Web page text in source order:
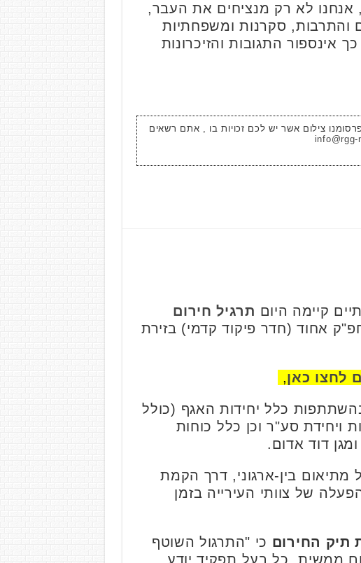
אנחנו לא רק מנציחים את העבר,
סקרנות ומשפחתיות
אינספור התגובות והזיכרונות
צילום אשר יש לכם זכויות בו , אתם רשאים
info@rgg-
קיימה היום תרגיל חירום
אחוד (חדר פיקוד קדמי) בזירת
לחצו כאן,
כלל יחידות האגף (כולל
ויחידת סע"ר וכן כלל כוחות
דוד אדום.
בין-ארגוני, דרך הקמת
של צוותי העירייה בזמן
תיק החירום כי "התרגול השוטף
ממשית, כל בעל תפקיד יודע